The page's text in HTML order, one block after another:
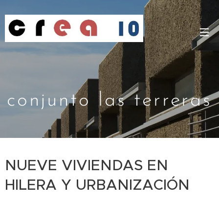
conjunto las terreras
NUEVE VIVIENDAS EN
HILERA Y URBANIZACIÓN